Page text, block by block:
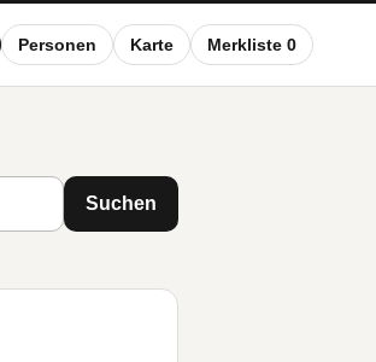
Personen Karte Merkliste 0
Suchen